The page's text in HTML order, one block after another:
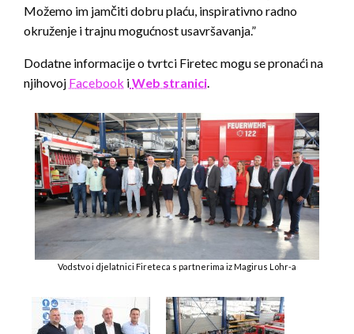
Možemo im jamčiti dobru plaću, inspirativno radno
okruženje i trajnu mogućnost usavršavanja.”
Dodatne informacije o tvrtci Firetec mogu se pronaći na
njihovoj Facebook iWeb stranici.
Vodstvo i djelatnici Fireteca s partnerima iz Magirus Lohr-a